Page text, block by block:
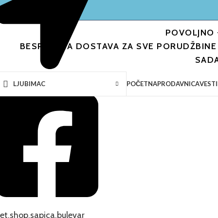
Jovandić 11, Novi Sad
POVOLJNO
BESPLATNA DOSTAVA ZA SVE
LJUBIMAC POČETNAPRODAVNICAVESTI